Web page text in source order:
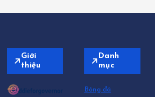
Giới
thiệu
Danh
mục
Bóng đá